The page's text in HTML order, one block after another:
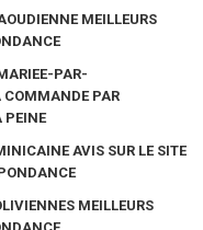
MEILLEURS
PAR-
COMMANDE PAR
PEINE
AVIS SUR LE SITE
MEILLEURS